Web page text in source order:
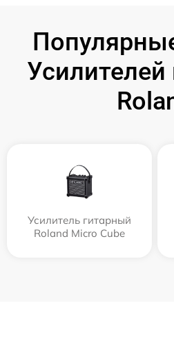
Усилителей
Усилитель гитарный
Roland Micro Cube